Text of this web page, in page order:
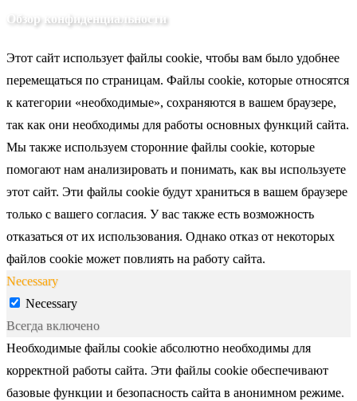
Обзор конфиденциальности
Этот сайт использует файлы cookie, чтобы вам было удобнее
перемещаться по страницам. Файлы cookie, которые относятся
к категории «необходимые», сохраняются в вашем браузере,
так как они необходимы для работы основных функций сайта.
Мы также используем сторонние файлы cookie, которые
помогают нам анализировать и понимать, как вы используете
этот сайт. Эти файлы cookie будут храниться в вашем браузере
только с вашего согласия. У вас также есть возможность
отказаться от их использования. Однако отказ от некоторых
файлов cookie может повлиять на работу сайта.
Necessary
Necessary
Всегда включено
Необходимые файлы cookie абсолютно необходимы для
корректной работы сайта. Эти файлы cookie обеспечивают
базовые функции и безопасность сайта в анонимном режиме.